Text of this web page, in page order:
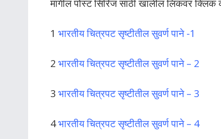
मागील पोस्ट सिरिज साठी खालील लिंकवर क्लिक
1 भारतीय चित्रपट सृष्टीतील सुवर्ण पाने -1
2 भारतीय चित्रपट सृष्टीतील सुवर्ण पाने – 2
3 भारतीय चित्रपट सृष्टीतील सुवर्ण पाने – 3
4भारतीय चित्रपट सृष्टीतील सुवर्ण पाने – 4